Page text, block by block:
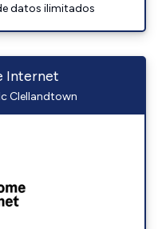
datos ilimitados
Internet
Clellandtown